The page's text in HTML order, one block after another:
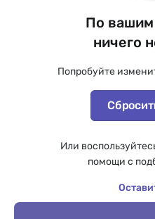
По вашим
ничего
Попробуйте
Или
помощи с